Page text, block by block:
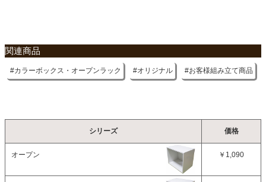
関連商品
カラーボックス・オープンラック オリジナル お客様組み立て商品
シリーズ 価格
オープン ￥1,090